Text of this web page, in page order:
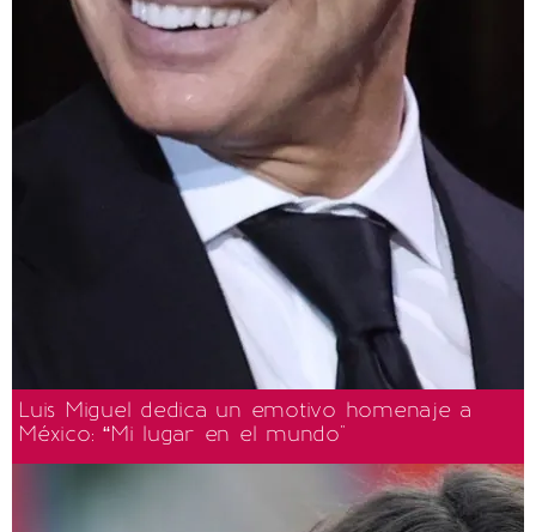
Luis Miguel dedica un emotivo homenaje a
México: “Mi lugar en el mundo"